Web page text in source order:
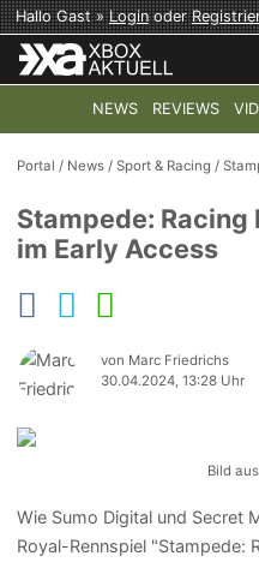
Hallo Gast »Loginoder
NEWS REVIEWS
TOP-THEMEN: COD:
Portal / News /Sport & Racing /
Stampede: Racing
im Early Access
von Marc Friedrichs
30.04.2024, 13:28 Uhr
Bild
Wie Sumo Digital und Secret
Royal-Rennspiel "Stampede: